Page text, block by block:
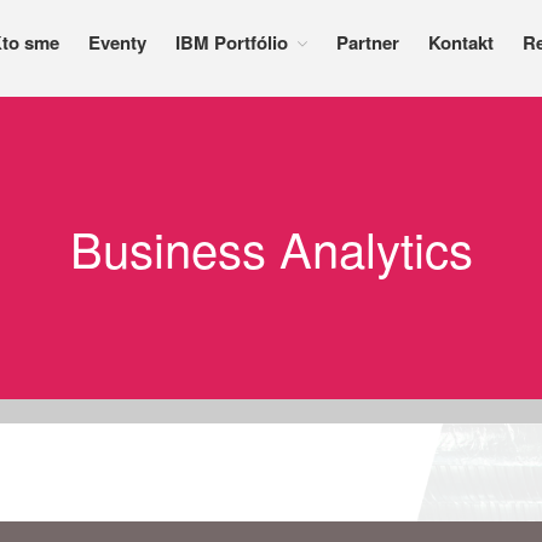
sme Eventy IBM Portfólio Partner Kontakt
Business Analytics